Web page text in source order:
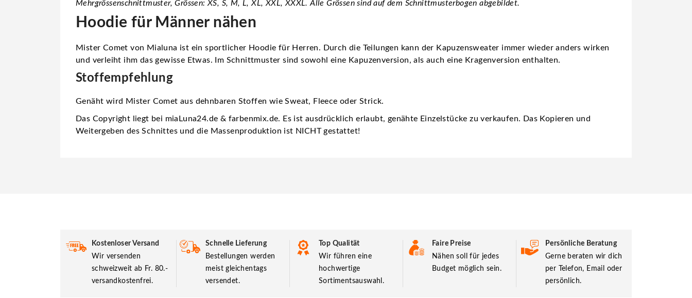
Mehrgrössenschnittmuster, Grössen: XS, S, M, L, XL, XXL, XXXL. Alle Grössen sind auf dem Schnittmusterbogen abgebildet.
Hoodie für Männer nähen
Mister Comet von Mialuna ist ein sportlicher Hoodie für Herren. Durch die Teilungen kann der Kapuzensweater immer wieder anders wirken
und verleiht ihm das gewisse Etwas. Im Schnittmuster sind sowohl eine Kapuzenversion, als auch eine Kragenversion enthalten.
Stoffempfehlung
Genäht wird Mister Comet aus dehnbaren Stoffen wie Sweat, Fleece oder Strick.
Das Copyright liegt bei miaLuna24.de & farbenmix.de. Es ist ausdrücklich erlaubt, genähte Einzelstücke zu verkaufen. Das Kopieren und
Weitergeben des Schnittes und die Massenproduktion ist NICHT gestattet!
Kostenloser Versand
Wir versenden
schweizweit ab Fr. 80.-
versandkostenfrei.
Schnelle Lieferung
Bestellungen werden
meist gleichentags
versendet.
Top Qualität
Wir führen eine
hochwertige
Sortimentsauswahl.
Faire Preise
Nähen soll für jedes
Budget möglich sein.
Persönliche Beratung
Gerne beraten wir dich
per Telefon, Email oder
persönlich.